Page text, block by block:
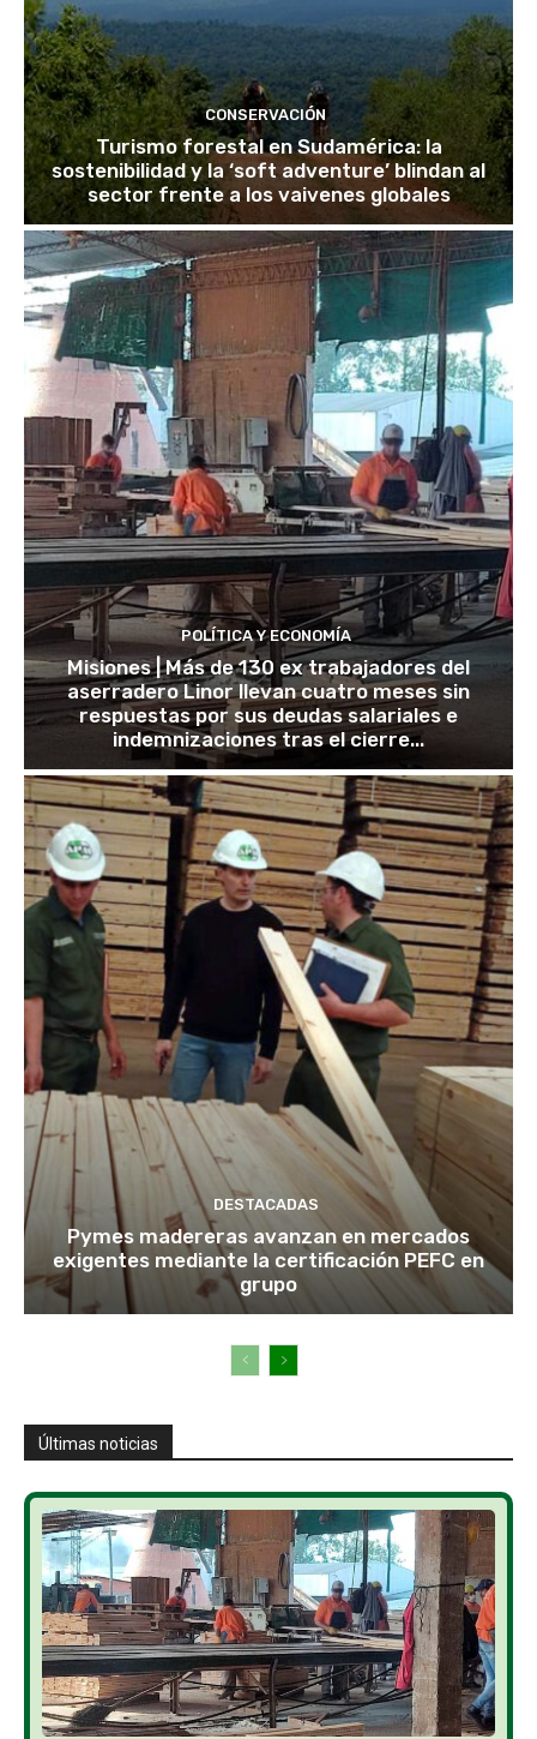
CONSERVACIÓN
Turismo forestal en Sudamérica: la
sostenibilidad y la ‘soft adventure’ blindan al
sector frente a los vaivenes globales
POLÍTICA Y ECONOMÍA
Misiones | Más de 130 ex trabajadores del
aserradero Linor llevan cuatro meses sin
respuestas por sus deudas salariales e
indemnizaciones tras el cierre...
DESTACADAS
Pymes madereras avanzan en mercados
exigentes mediante la certificación PEFC en
grupo
Últimas noticias